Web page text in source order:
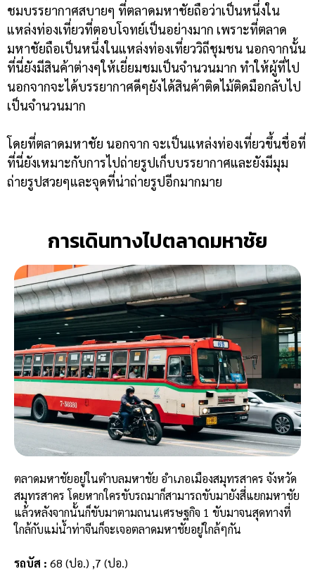
ชมบรรยากาศสบายๆ ที่ตลาดมหาชัยถือว่าเป็นหนึ่งใน
แหล่งท่องเที่ยวที่ตอบโจทย์เป็นอย่างมาก เพราะที่ตลาด
มหาชัยถือเป็นหนึ่งในแหล่งท่องเที่ยววิถีชุมชน นอกจากนั้น
ที่นี่ยังมีสินค้าต่างๆให้เยี่ยมชมเป็นจำนวนมาก ทำให้ผู้ที่ไป
นอกจากจะได้บรรยากาศดีๆยังได้สินค้าติดไม้ติดมือกลับไป
เป็นจำนวนมาก
โดยที่ตลาดมหาชัย นอกจาก จะเป็นแหล่งท่องเที่ยวขึ้นชื่อที่
ที่นี่ยังเหมาะกับการไปถ่ายรูปเก็บบรรยากาศและยังมีมุม
ถ่ายรูปสวยๆและจุดที่น่าถ่ายรูปอีกมากมาย
การเดินทางไปตลาดมหาชัย
ตลาดมหาชัยอยู่ในตำบลมหาชัย อำเภอเมืองสมุทรสาคร จังหวัด
สมุทรสาคร โดยหากใครขับรถมาก็สามารถขับมายังสี่แยกมหาชัย
แล้วหลังจากนั้นก็ขับมาตามถนนเศรษฐกิจ 1 ขับมาจนสุดทางที่
ใกล้กับแม่น้ำท่าจีนก็จะเจอตลาดมหาชัยอยู่ใกล้ๆกัน
รถบัส : 68 (ปอ.) ,7 (ปอ.)